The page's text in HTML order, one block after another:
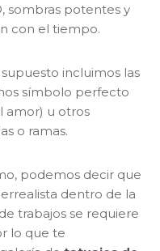
sombras potentes y
con el tiempo.
incluimos las
símbolo perfecto
amor) u otros
o ramas.
podemos decir que
dentro de la
trabajos se requiere
lo que te